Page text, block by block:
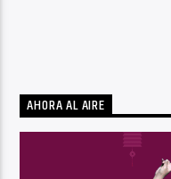
AHORA AL AIRE